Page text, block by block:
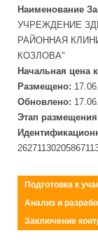
Наименование
УЧРЕЖДЕНИЕ
РАЙОННАЯ
КОЗЛОВА"
Начальная цена
Размещено:
Обновлено:
Этап
Подготовка к
Анализ и
Заключение